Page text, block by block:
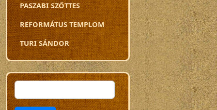
PASZABI SZŐTTES
REFORMÁTUS TEMPLOM
TURI SÁNDOR
Keresés